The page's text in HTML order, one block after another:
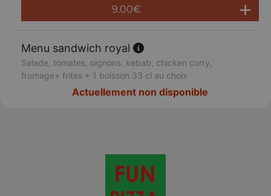
9.00€
Menu sandwich royal
Salade, tomates, oignons, kebab, chicken curry,
fromage+ frites + 1 boisson 33 cl au choix
Actuellement non disponible